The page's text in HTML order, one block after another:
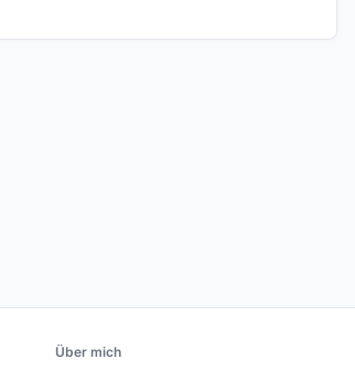
Über mich